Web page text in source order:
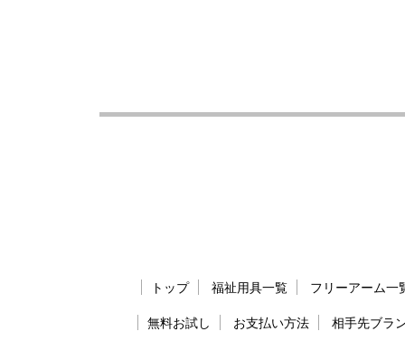
トップ 福祉用具一覧 フリーアーム一
無料お試し お支払い方法 相手先ブラ